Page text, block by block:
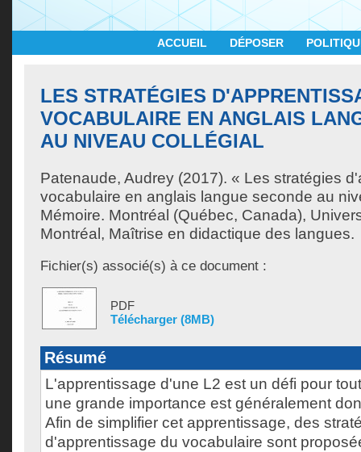
ACCUEIL DÉPOSER
LES STRATÉGIES
VOCABULAIRE EN ANGLAIS
AU NIVEAU COLLÉGIAL
Patenaude, Audrey (2017). « Les stratégies
vocabulaire en anglais langue seconde au
Mémoire. Montréal (Québec, Canada),
Montréal, Maîtrise en didactique des langues.
Fichier(s) associé(s) à ce document :
PDF
Télécharger (8MB)
Résumé
L'apprentissage d'une L2 est un défi pour
une grande importance est généralement
Afin de simplifier cet apprentissage, des
d'apprentissage du vocabulaire sont